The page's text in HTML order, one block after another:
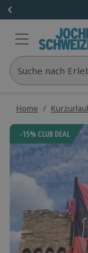
Suche nach
Home /
-15% CLUB DEAL